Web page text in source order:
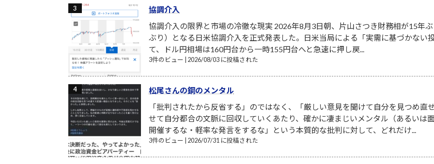
協調介入
協調介入の限界と市場の冷徹な現実 2026年8月3日朝、片山さつき財務相が15年
ぶり）となる日米協調介入を正式発表した。日米当局による「実需に基づかない
て、ドル円相場は160円台から一時155円台へと急速に押し戻...
3件のビュー 2026/08/03 に投稿された
松尾さんの鋼のメンタル
「批判されたから反省する」のではなく、「厳しい意見を聞けて自分を見つめ直
せて自分都合の文脈に回収していくあたり、確かに凄まじいメンタル（あるいは
開催するな・軽率な発言をするな」という本質的な批判に対して、どれだけ...
3件のビュー 2026/07/31 に投稿された